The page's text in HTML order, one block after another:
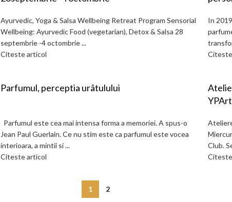
Ayurvedic, Yoga & Salsa Wellbeing Retreat Program Sensorial
Wellbeing: Ayurvedic Food (vegetarian), Detox & Salsa 28
septembrie -4 octombrie ...
Citeste articol
In
Parfumul, perceptia urâtulului
Parfumul este cea mai intensa forma a memoriei. A spus-o
Jean Paul Guerlain. Ce nu stim este ca parfumul este vocea
interioara, a mintii si ...
Citeste articol
Club.
1 2